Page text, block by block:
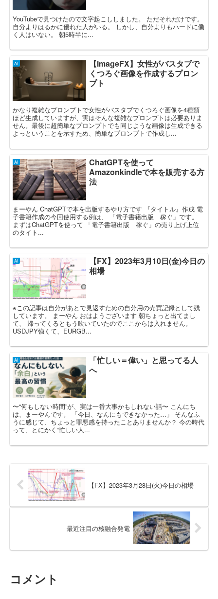
YouTubeで見つけたので文字起こししました。 ただそれだけです。
自分よりはるかに優れた人がいる。 しかし、自分よりもハードに働
く人はいない。 朝5時半に...
AI
【imageFX】女性がバスタブで
くつろぐ画像を作成するプロン
プト
かなり複雑なプロンプトで女性がバスタブでくつろぐ画像を4種類
ほど生成していますが、実はそんな複雑なプロンプトは必要ありま
せん。最後に超簡単なプロンプトでも同じような画像は生成できる
よっということを示すため、簡単なプロンプトで作成し...
AI
ChatGPTを使って
Amazonkindleで本を販売する方
法
まーやん ChatGPTで本を出版するやり方です 『タイトル』作成 電
子書籍作成の今回使用する例は、 「電子書籍出版 稼ぐ」です。
まずはChatGPTを使って 「電子書籍出版 稼ぐ」の売り上げ上位
のタイト...
AI
【FX】2023年3月10日(金)今日の
相場
※この記事は自分があとで見返すための自分用の売買記録として残
しています。 まーやん おはようございます 朝ちょっと出てまし
て、 帰ってくるともう吹いていたのでここからは入れません。
USDJPY強くて、EURGB...
AI
「忙しい＝偉い」と思ってる人
へ
〜“何もしない時間”が、実は一番大事かもしれない話〜 こんにち
は、まーやんです。 「今日、なんにもできなかった…」 そんなふ
うに感じて、ちょっと罪悪感を持ったことありませんか？ 今の時代
って、とにかく“忙しい人...
【FX】2023年3月28日(火)今日の相場
最近注目の核融合発電
コメント